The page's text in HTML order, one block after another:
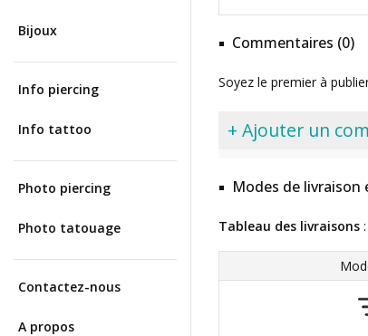
Bijoux
Info piercing
Info tattoo
Photo piercing
Photo tatouage
Contactez-nous
A propos
Commentaires (0)
Soyez le premier à
+ Ajouter un
Modes de
Tableau des livraisons